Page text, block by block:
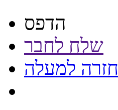
הדפס
שלח לחבר
חזרה למעלה